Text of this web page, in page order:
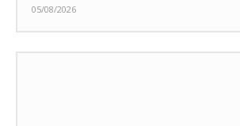
05/08/2026